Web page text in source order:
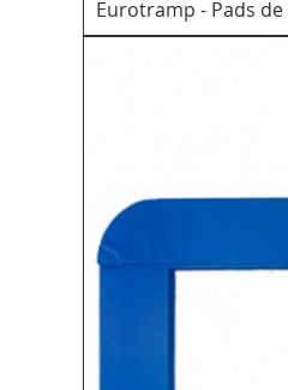
Eurotramp - Pads